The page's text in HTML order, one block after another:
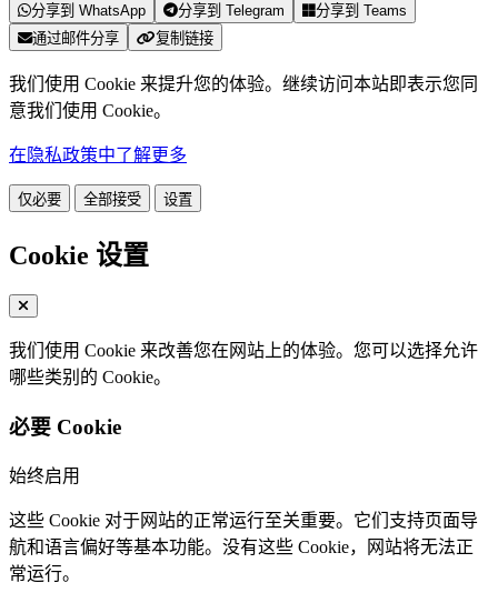
分享到 WhatsApp
分享到 Telegram
分享到 Teams
通过邮件分享
复制链接
我们使用 Cookie 来提升您的体验。继续访问本站即表示您同
意我们使用 Cookie。
在隐私政策中了解更多
仅必要 全部接受 设置
Cookie 设置
我们使用 Cookie 来改善您在网站上的体验。您可以选择允许
哪些类别的 Cookie。
必要 Cookie
始终启用
这些 Cookie 对于网站的正常运行至关重要。它们支持页面导
航和语言偏好等基本功能。没有这些 Cookie，网站将无法正
常运行。